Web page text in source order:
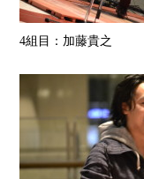
4組目：加藤貴之